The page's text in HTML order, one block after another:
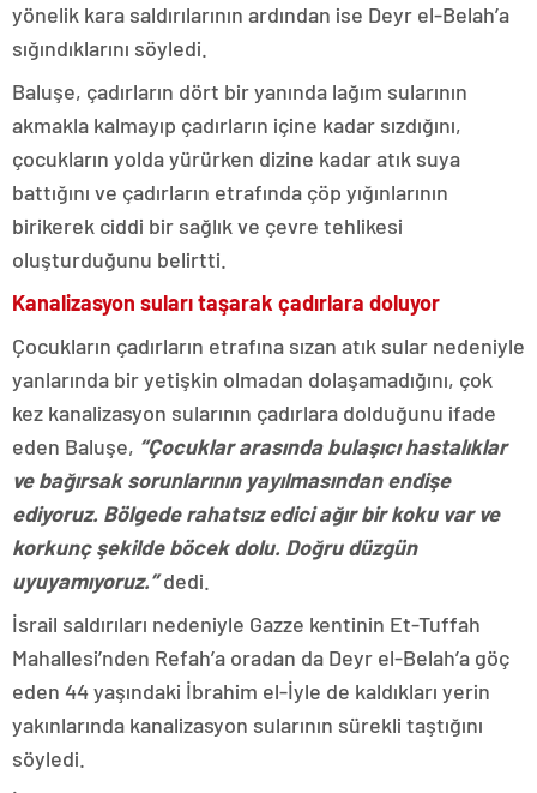
yönelik kara saldırılarının ardından ise Deyr el-Belah’a
sığındıklarını söyledi.
Baluşe, çadırların dört bir yanında lağım sularının
akmakla kalmayıp çadırların içine kadar sızdığını,
çocukların yolda yürürken dizine kadar atık suya
battığını ve çadırların etrafında çöp yığınlarının
birikerek ciddi bir sağlık ve çevre tehlikesi
oluşturduğunu belirtti.
Kanalizasyon suları taşarak çadırlara doluyor
Çocukların çadırların etrafına sızan atık sular nedeniyle
yanlarında bir yetişkin olmadan dolaşamadığını, çok
kez kanalizasyon sularının çadırlara dolduğunu ifade
eden Baluşe, “Çocuklar arasında bulaşıcı hastalıklar
ve bağırsak sorunlarının yayılmasından endişe
ediyoruz. Bölgede rahatsız edici ağır bir koku var ve
korkunç şekilde böcek dolu. Doğru düzgün
uyuyamıyoruz.”dedi.
İsrail saldırıları nedeniyle Gazze kentinin Et-Tuffah
Mahallesi’nden Refah’a oradan da Deyr el-Belah’a göç
eden 44 yaşındaki İbrahim el-İyle de kaldıkları yerin
yakınlarında kanalizasyon sularının sürekli taştığını
söyledi.